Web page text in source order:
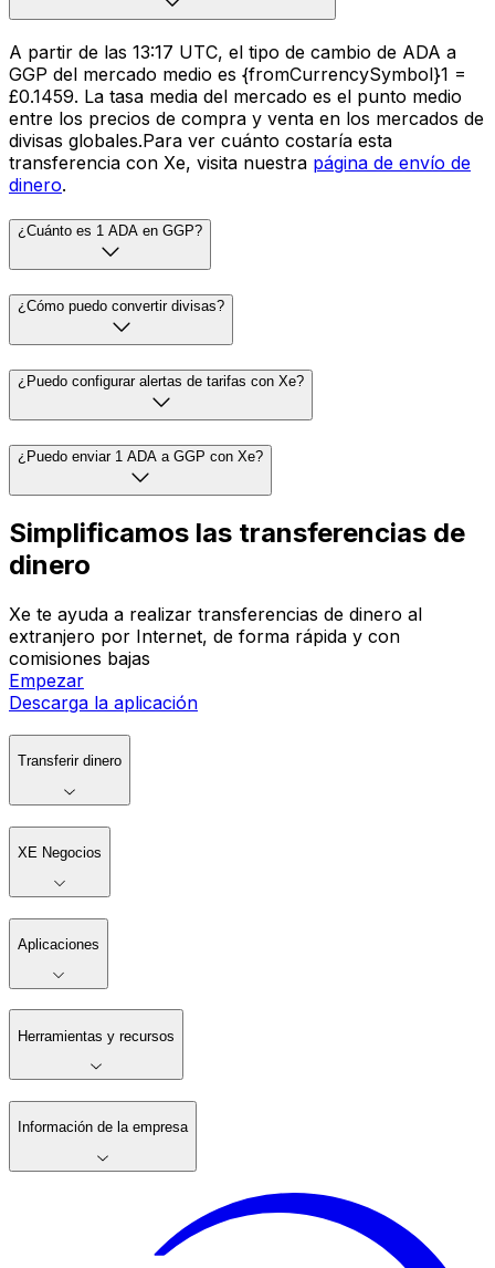
A partir de las 13:17 UTC, el tipo de cambio de ADA a
GGP del mercado medio es {fromCurrencySymbol}1 =
£0.1459. La tasa media del mercado es el punto medio
entre los precios de compra y venta en los mercados de
divisas globales.Para ver cuánto costaría esta
transferencia con Xe, visita nuestra página de envío de
dinero.
¿Cuánto es 1 ADA en GGP?
¿Cómo puedo convertir divisas?
¿Puedo configurar alertas de tarifas con Xe?
¿Puedo enviar 1 ADA a GGP con Xe?
Simplificamos las transferencias de
dinero
Xe te ayuda a realizar transferencias de dinero al
extranjero por Internet, de forma rápida y con
comisiones bajas
Empezar
Descarga la aplicación
Transferir dinero
XE Negocios
Aplicaciones
Herramientas y recursos
Información de la empresa